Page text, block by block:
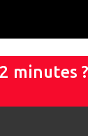
minutes